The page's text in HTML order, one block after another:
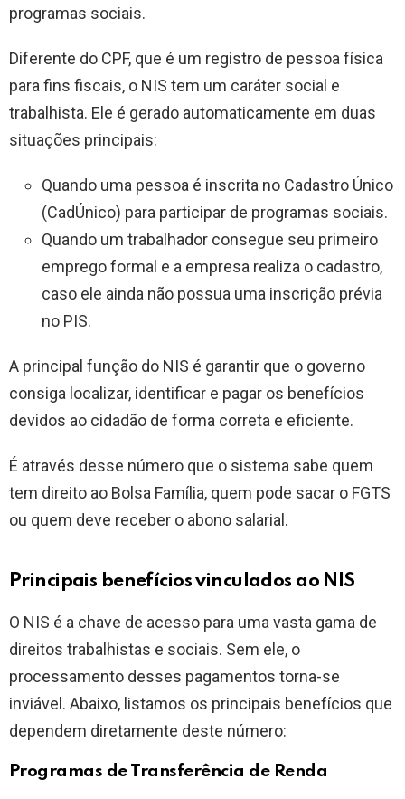
programas sociais.
Diferente do CPF, que é um registro de pessoa física
para fins fiscais, o NIS tem um caráter social e
trabalhista. Ele é gerado automaticamente em duas
situações principais:
Quando uma pessoa é inscrita no Cadastro Único
(CadÚnico) para participar de programas sociais.
Quando um trabalhador consegue seu primeiro
emprego formal e a empresa realiza o cadastro,
caso ele ainda não possua uma inscrição prévia
no PIS.
A principal função do NIS é garantir que o governo
consiga localizar, identificar e pagar os benefícios
devidos ao cidadão de forma correta e eficiente.
É através desse número que o sistema sabe quem
tem direito ao Bolsa Família, quem pode sacar o FGTS
ou quem deve receber o abono salarial.
Principais benefícios vinculados ao NIS
O NIS é a chave de acesso para uma vasta gama de
direitos trabalhistas e sociais. Sem ele, o
processamento desses pagamentos torna-se
inviável. Abaixo, listamos os principais benefícios que
dependem diretamente deste número:
Programas de Transferência de Renda